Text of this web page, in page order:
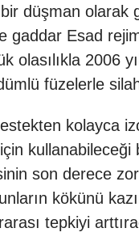
düşman olarak
gaddar Esad
olasılıkla 2006
füzelerle
kolayca
son derece
kökünü
tepkiyi